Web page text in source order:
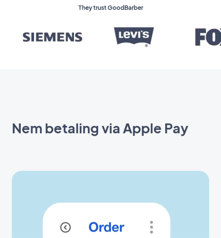
They trust GoodBarber
Nem betaling via Apple Pay